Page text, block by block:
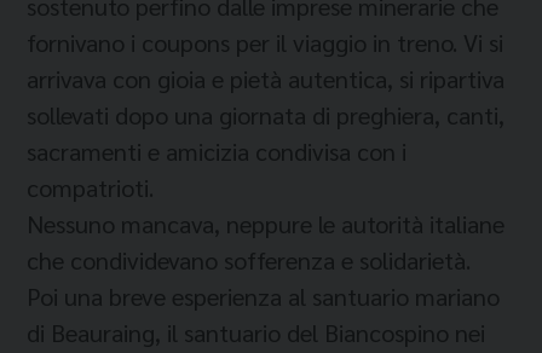
fornivano i coupons per il viaggio in treno. Vi si
arrivava con gioia e pietà autentica, si ripartiva
sollevati dopo una giornata di preghiera, canti,
sacramenti e amicizia condivisa con i
compatrioti.
Nessuno mancava, neppure le autorità italiane
che condividevano sofferenza e solidarietà.
Poi una breve esperienza al santuario mariano
di Beauraing, il santuario del Biancospino nei